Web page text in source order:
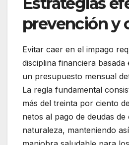
prevención y
Evitar caer en el impago
disciplina financiera basada
un presupuesto mensual
La regla fundamental
más del treinta por ciento
netos al pago de deudas de
naturaleza, manteniendo